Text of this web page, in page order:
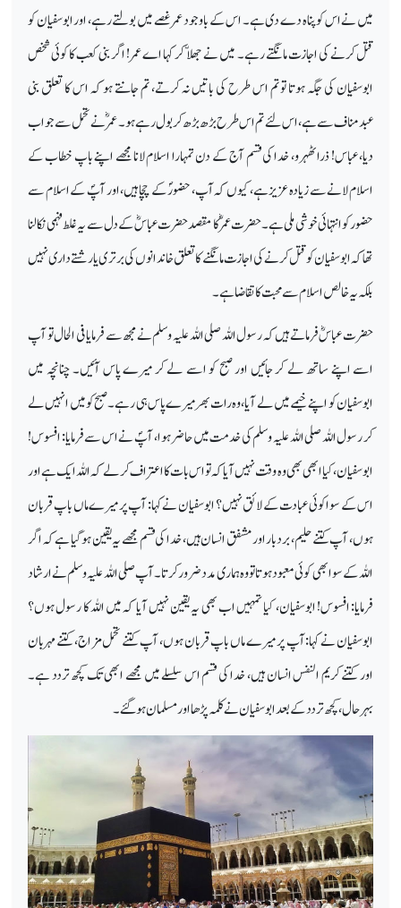
میں نے اس کو پناہ دے دی ہے۔ اس کے باوجود عمر غصے میں بولتے رہے، اور ابوسفیان کو
قتل کرنے کی اجازت مانگتے رہے۔ میں نے جھلا ّ کر کہا اے عمر! اگر بنی کعب کا کوئی شخص
ابوسفیان کی جگہ ہوتا تو تم اس طرح کی باتیں نہ کرتے، تم جانتے ہو کہ اس کا تعلق بنی
عبدمناف سے ہے، اس لئے تم اس طرح بڑھ بڑھ کر بول رہے ہو۔ عمرؓ نے تحمل سے جواب
دیا، عباس! ذرا ٹھہرو، خدا کی قسم آج کے دن تمہارا اسلام لانا مجھے اپنے باپ خطاب کے
اسلام لانے سے زیادہ عزیز ہے، کیوں کہ آپ، حضورؐ کے چچا ہیں، اور آپؐ کے اسلام سے
حضور کو انتہائی خوشی ملی ہے۔ حضرت عمرؓ کا مقصد حضرت عباسؓ کے دل سے یہ غلط فہمی نکالنا
تھا کہ ابوسفیان کو قتل کرنے کی اجازت مانگنے کا تعلق خاندانوں کی برتری یا رشتے داری نہیں
بلکہ یہ خالص اسلام سے محبت کا تقاضا ہے۔
حضرت عباسؓ فرماتے ہیں کہ رسول اللہ صلی اللہ علیہ وسلم نے مجھ سے فرمایا فی الحال تو آپ
اسے اپنے ساتھ لے کر جائیں اور صبح کو اسے لے کر میرے پاس آئیں۔ چنانچہ میں
ابوسفیان کو اپنے خیمے میں لے آیا، وہ رات بھر میرے پاس ہی رہے۔ صبح کو میں انہیں لے
کر رسول اللہ صلی اللہ علیہ وسلم کی خدمت میں حاضر ہوا، آپؐ نے اس سے فرمایا: افسوس!
ابوسفیان، کیا ابھی بھی وہ وقت نہیں آیا کہ تو اس بات کا اعتراف کرلے کہ اللہ ایک ہے اور
اس کے سوا کوئی عبادت کے لائق نہیں؟ ابوسفیان نے کہا: آپ پر میرے ماں باپ قربان
ہوں، آپ کتنے حلیم، بردبار اور مشفق انسان ہیں، خدا کی قسم مجھے یہ یقین ہوگیا ہے کہ اگر
اللہ کے سوا بھی کوئی معبود ہوتا تو وہ ہماری مدد ضرور کرتا۔ آپ صلی اللہ علیہ وسلم نے ارشاد
فرمایا: افسوس! ابوسفیان، کیا تمہیں اب بھی یہ یقین نہیں آیا کہ میں اللہ کا رسول ہوں؟
ابوسفیان نے کہا: آپ پر میرے ماں باپ قربان ہوں، آپ کتنے تحمل مزاج، کتنے مہربان
اور کتنے کریم النفس انسان ہیں، خدا کی قسم اس سلسلے میں مجھے ابھی تک کچھ تردد ہے۔
بہرحال، کچھ تردد کے بعد ابوسفیان نے کلمہ پڑھا اور مسلمان ہوگئے۔